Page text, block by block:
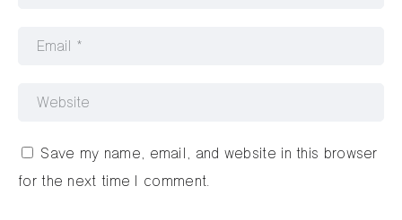
Save my name, email, and website in this browser
for the next time I comment.